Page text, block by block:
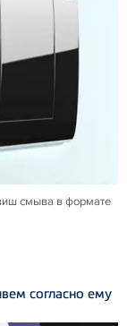
смыва в формате
согласно ему